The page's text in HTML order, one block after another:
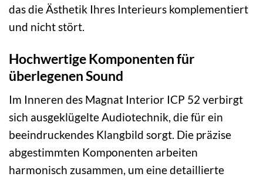
das die Ästhetik Ihres Interieurs komplementiert
und nicht stört.
Hochwertige Komponenten für
überlegenen Sound
Im Inneren des Magnat Interior ICP 52 verbirgt
sich ausgeklügelte Audiotechnik, die für ein
beeindruckendes Klangbild sorgt. Die präzise
abgestimmten Komponenten arbeiten
harmonisch zusammen, um eine detaillierte